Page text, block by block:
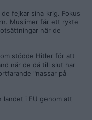
fejkar sina krig. Fokus
Muslimer får ett rykte
när de
stödde Hitler för att
när de då till slut har
"nassar på
landet i EU genom att